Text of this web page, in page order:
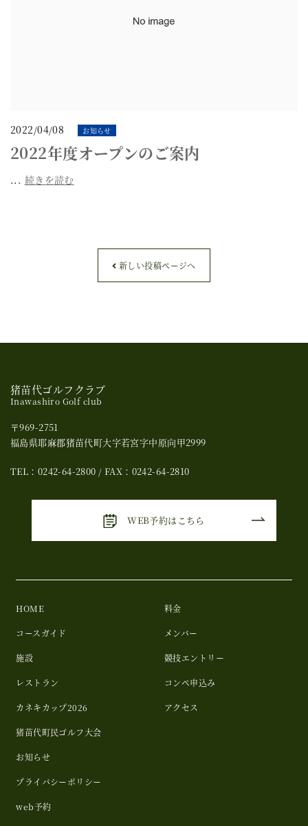
2022/04/08 お知らせ
2022年度オープンのご案内
... 続きを読む
新しい投稿ページへ
猪苗代ゴルフクラブ
Inawashiro Golf club
〒969-2751
福島県耶麻郡猪苗代町大字若宮字中原向甲2999
TEL：0242-64-2800 / FAX：0242-64-2810
WEB予約はこちら
HOME
コースガイド
施設
レストラン
カネキカップ2026
猪苗代町民ゴルフ大会
料金
メンバー
競技エントリー
コンペ申込み
アクセス
お知らせ
プライバシーポリシー
web予約